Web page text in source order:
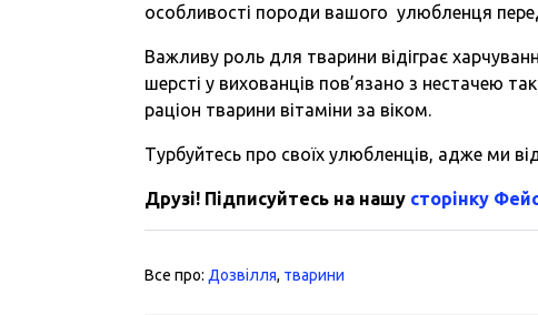
особливості породи вашого улюбленця
Важливу роль для тварини відіграє
шерсті у вихованців пов’язано з нестачею
раціон тварини вітаміни за віком.
Турбуйтесь про своїх улюбленців, адже ми
Друзі! Підписуйтесь на нашу сторінку
Все про: Дозвілля, тварини